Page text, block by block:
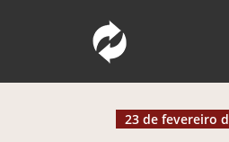
23 de fevereiro